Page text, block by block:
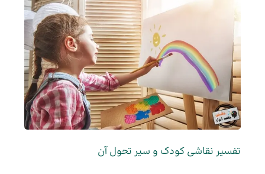
تفسیر نقاشی کودک و سیر تحول آن